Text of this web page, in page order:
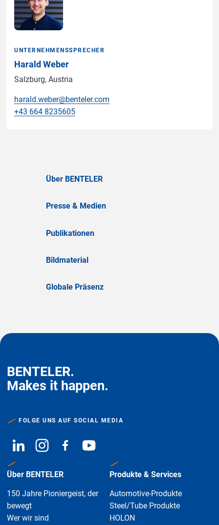
UNTERNEHMENSSPRECHER
Harald Weber
Salzburg, Austria
harald.weber@benteler.com
+43 664 8235605
Über BENTELER
Presse & Medien
Publikationen
Bildmaterial
Globale Präsenz
BENTELER.
Makes it happen.
FOLGE UNS AUF SOCIAL MEDIA
Über BENTELER
150 Jahre Pioniergeist, der
bewegt
Wer wir sind
Produkte & Services
Automotive-Produkte
Steel/Tube Produkte
HOLON